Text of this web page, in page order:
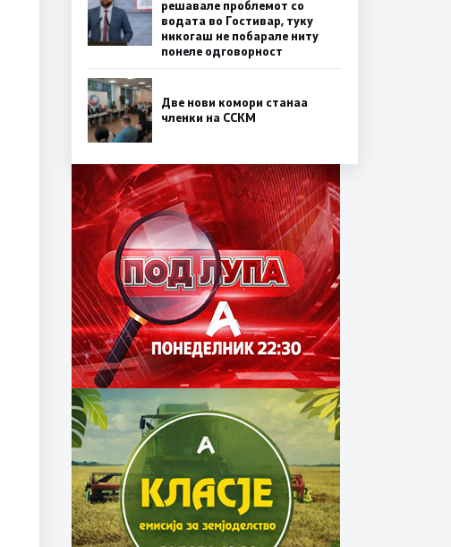
решавале проблемот со
водата во Гостивар, туку
никогаш не побарале ниту
понеле одговорност
Две нови комори станаа
членки на ССКМ